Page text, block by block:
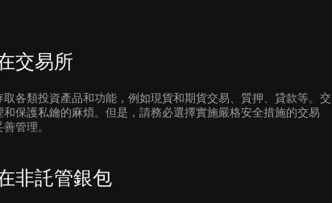
交易所
各類投資產品和功能，例如現貨和期貨交易、質押、貸款等。交
保護私鑰的麻煩。但是，請務必選擇實施嚴格安全措施的交易
管理。
非託管銀包